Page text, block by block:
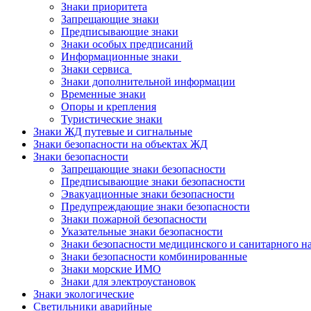
Знаки приоритета
Запрещающие знаки
Предписывающие знаки
Знаки особых предписаний
Информационные знаки
Знаки сервиса
Знаки дополнительной информации
Временные знаки
Опоры и крепления
Туристические знаки
Знаки ЖД путевые и сигнальные
Знаки безопасности на объектах ЖД
Знаки безопасности
Запрещающие знаки безопасности
Предписывающие знаки безопасности
Эвакуационные знаки безопасности
Предупреждающие знаки безопасности
Знаки пожарной безопасности
Указательные знаки безопасности
Знаки безопасности медицинского и санитарного
Знаки безопасности комбинированные
Знаки морские ИМО
Знаки для электроустановок
Знаки экологические
Светильники аварийные